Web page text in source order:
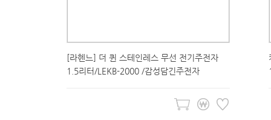
[라헨느] 더 퀸 스테인레스 무선 전기주전자
1.5리터/LEKB-2000 /감성담긴주전자